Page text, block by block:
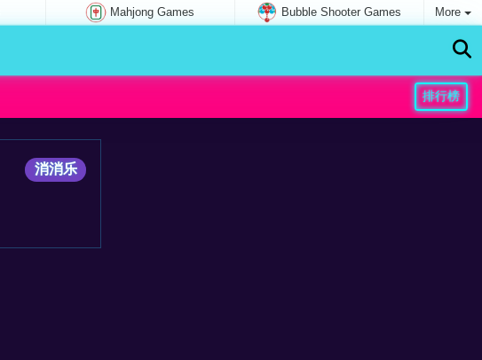
Mahjong Games Bubble Shooter Games More
排行榜
消消乐